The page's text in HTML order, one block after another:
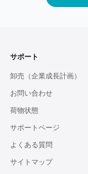
サポート
卸売（企業成長計画）
お問い合わせ
荷物状態
サポートページ
よくある質問
サイトマップ